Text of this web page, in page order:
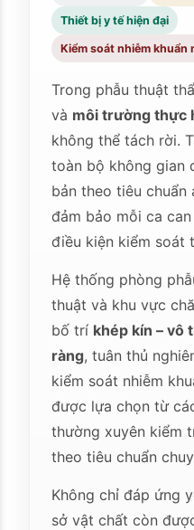
Thiết bị y tế hiện đại
Kiểm soát nhiễm khuẩn
Trong phẫu thuật
và môi trường thực
không thể tách rời.
toàn bộ không gian
bản theo tiêu chuẩn
đảm bảo mỗi ca
điều kiện kiểm soát
Hệ thống phòng
thuật và khu vực
bố trí khép kín – vô
ràng, tuân thủ
kiểm soát nhiễm
được lựa chọn từ
thường xuyên kiểm
theo tiêu chuẩn
Không chỉ đáp ứng
sở vật chất còn